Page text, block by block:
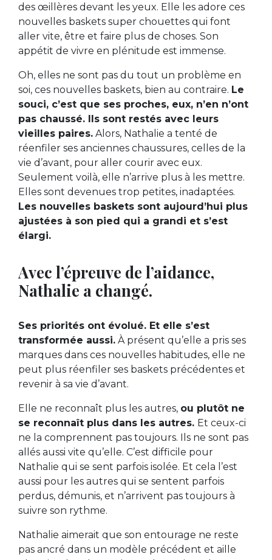
des œillères devant les yeux. Elle les adore ces
nouvelles baskets super chouettes qui font
aller vite, être et faire plus de choses. Son
appétit de vivre en plénitude est immense.
Oh, elles ne sont pas du tout un problème en
soi, ces nouvelles baskets, bien au contraire. Le
souci, c’est que ses proches, eux, n’en n’ont
pas chaussé. Ils sont restés avec leurs
vieilles paires. Alors, Nathalie a tenté de
réenfiler ses anciennes chaussures, celles de la
vie d’avant, pour aller courir avec eux.
Seulement voilà, elle n’arrive plus à les mettre.
Elles sont devenues trop petites, inadaptées.
Les nouvelles baskets sont aujourd’hui plus
ajustées à son pied qui a grandi et s’est
élargi.
Avec l’épreuve de l’aidance,
Nathalie a changé.
Ses priorités ont évolué. Et elle s’est
transformée aussi. À présent qu’elle a pris ses
marques dans ces nouvelles habitudes, elle ne
peut plus réenfiler ses baskets précédentes et
revenir à sa vie d’avant.
Elle ne reconnaît plus les autres, ou plutôt ne
se reconnaît plus dans les autres. Et ceux-ci
ne la comprennent pas toujours. Ils ne sont pas
allés aussi vite qu’elle. C’est difficile pour
Nathalie qui se sent parfois isolée. Et cela l’est
aussi pour les autres qui se sentent parfois
perdus, démunis, et n’arrivent pas toujours à
suivre son rythme.
Nathalie aimerait que son entourage ne reste
pas ancré dans un modèle précédent et aille